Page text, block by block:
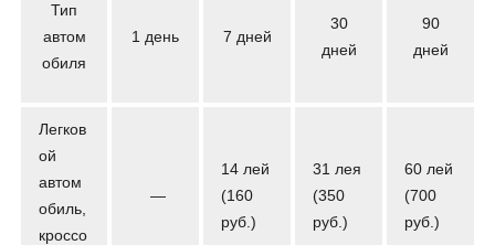
Тип
автом
обиля
1 день 7 дней
30
дней
90
дней
Легков
ой
автом
обиль,
кроссо
—
14 лей
(160
руб.)
31 лея
(350
руб.)
60 лей
(700
руб.)